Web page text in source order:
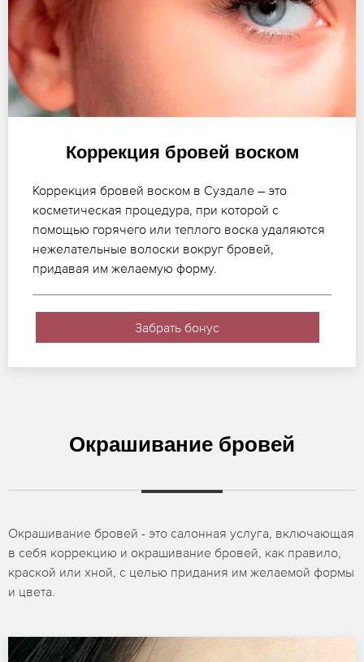
Коррекция бровей воском
Коррекция бровей воском в Суздале – это
косметическая процедура, при которой с
помощью горячего или теплого воска удаляются
нежелательные волоски вокруг бровей,
придавая им желаемую форму.
Забрать бонус
Окрашивание бровей
Окрашивание бровей - это салонная услуга, включающая
в себя коррекцию и окрашивание бровей, как правило,
краской или хной, с целью придания им желаемой формы
и цвета.